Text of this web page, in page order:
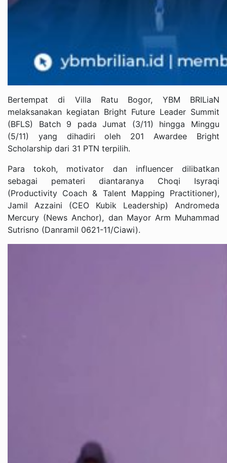
Bertempat di Villa Ratu Bogor, YBM BRILiaN
melaksanakan kegiatan Bright Future Leader Summit
(BFLS) Batch 9 pada Jumat (3/11) hingga Minggu
(5/11) yang dihadiri oleh 201 Awardee Bright
Scholarship dari 31 PTN terpilih.
Para tokoh, motivator dan influencer dilibatkan
sebagai pemateri diantaranya Choqi Isyraqi
(Productivity Coach & Talent Mapping Practitioner),
Jamil Azzaini (CEO Kubik Leadership) Andromeda
Mercury (News Anchor), dan Mayor Arm Muhammad
Sutrisno (Danramil 0621-11/Ciawi).